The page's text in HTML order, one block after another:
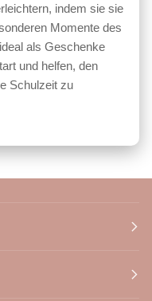
indem sie sie
Momente des
als Geschenke
und helfen, den
Schulzeit zu